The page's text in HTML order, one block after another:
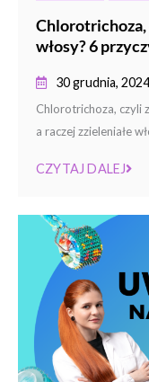
Chlorotrichoza,
włosy? 6
30 grudnia, 2024
Chlorotrichoza, czyli
a raczej zzieleniałe
CZYTAJ DALEJ